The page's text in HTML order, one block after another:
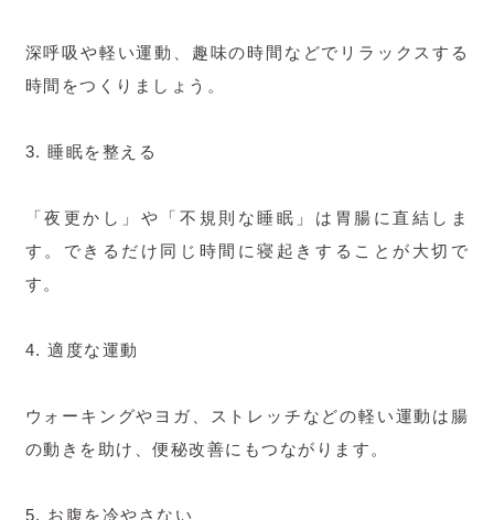
深呼吸や軽い運動、趣味の時間などでリラックスする
時間をつくりましょう。
3. 睡眠を整える
「夜更かし」や「不規則な睡眠」は胃腸に直結しま
す。できるだけ同じ時間に寝起きすることが大切で
す。
4. 適度な運動
ウォーキングやヨガ、ストレッチなどの軽い運動は腸
の動きを助け、便秘改善にもつながります。
5. お腹を冷やさない